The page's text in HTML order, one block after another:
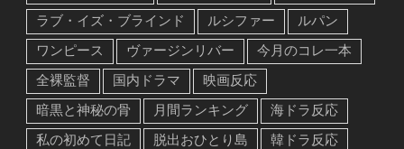
ラブ・イズ・ブラインド
ルシファー
ルパン
ワンピース
ヴァージンリバー
今月のコレ一本
全裸監督
国内ドラマ
映画反応
暗黒と神秘の骨
月間ランキング
海ドラ反応
私の初めて日記
脱出おひとり島
韓ドラ反応